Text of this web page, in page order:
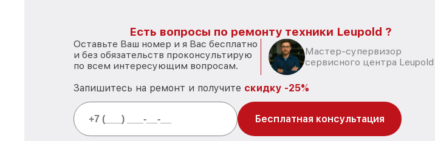
Есть вопросы по ремонту техники Leupold ?
Оставьте Ваш номер и я Вас бесплатно
и без обязательств проконсультирую
по всем интересующим вопросам.
Мастер-супервизор
сервисного центра Leupold
Запишитесь на ремонт и получите скидку -25%
Бесплатная консультация